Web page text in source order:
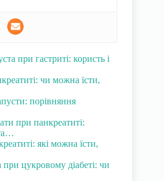
при гастриті: користь і
чи можна їсти,
порівняння
при панкреатиті:
які можна їсти,
цукровому діабеті: чи